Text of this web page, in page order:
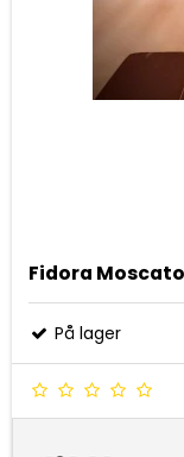
Fidora
På lager